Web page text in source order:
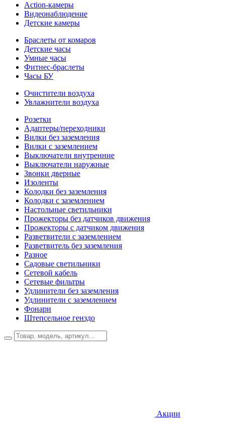
Action-камеры
Видеонаблюдение
Детские камеры
Браслеты от комаров
Детские часы
Умные часы
Фитнес-браслеты
Часы БУ
Очистители воздуха
Увлажнители воздуха
Розетки
Адаптеры/переходники
Вилки без заземления
Вилки с заземлением
Выключатели внутренние
Выключатели наружные
Звонки дверные
Изоленты
Колодки без заземления
Колодки с заземлением
Настольные светильники
Прожекторы без датчиков движения
Прожекторы с датчиком движения
Разветвители с заземлением
Разветвитель без заземления
Разное
Садовые светильники
Сетевой кабель
Сетевые фильтры
Удлинители без заземления
Удлинители с заземлением
Фонари
Штепсельное генздо
Акции